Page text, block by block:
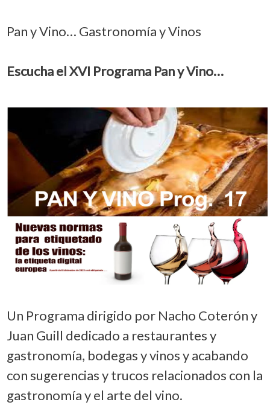
Pan y Vino… Gastronomía y Vinos
Escucha el XVI Programa Pan y Vino…
Un Programa dirigido por Nacho Coterón y
Juan Guill dedicado a restaurantes y
gastronomía, bodegas y vinos y acabando
con sugerencias y trucos relacionados con la
gastronomía y el arte del vino.